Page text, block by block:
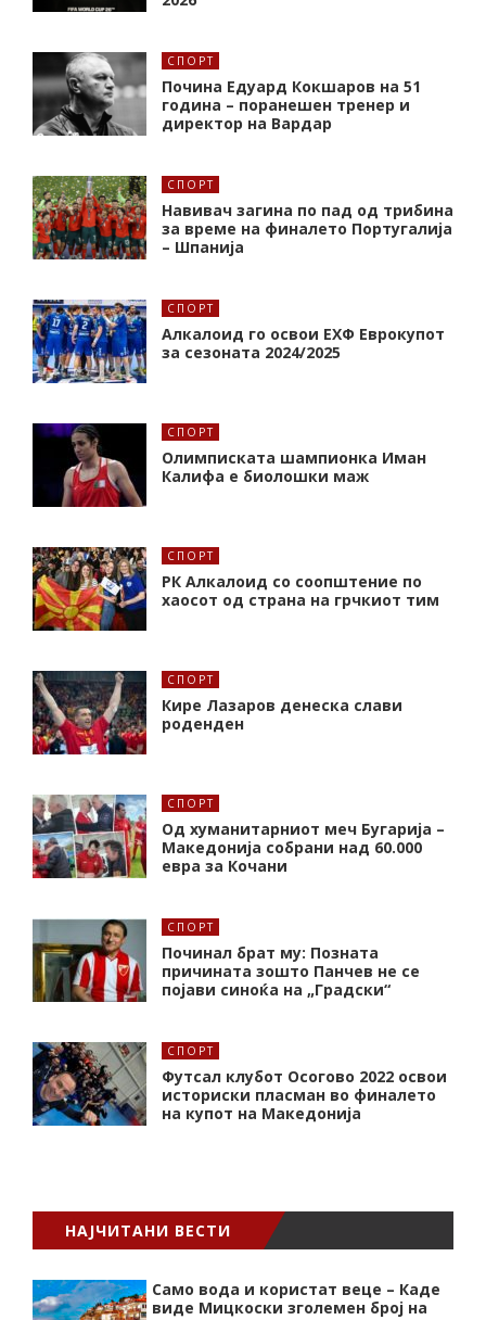
СПОРТ
Почина Едуард Кокшаров на 51
година – поранешен тренер и
директор на Вардар
СПОРТ
Навивач загина по пад од трибина
за време на финалето Португалија
– Шпанија
СПОРТ
Алкалоид го освои ЕХФ Еврокупот
за сезоната 2024/2025
СПОРТ
Олимписката шампионка Иман
Калифa е биолошки маж
СПОРТ
РК Алкалоид со соопштение по
хаосот од страна на грчкиот тим
СПОРТ
Кире Лазаров денеска слави
роденден
СПОРТ
Од хуманитарниот меч Бугарија –
Македонија собрани над 60.000
евра за Кочани
СПОРТ
Починал брат му: Позната
причината зошто Панчев не се
појави синоќа на „Градски“
СПОРТ
Футсал клубот Осогово 2022 освои
историски пласман во финалето
на купот на Македонија
НАЈЧИТАНИ ВЕСТИ
Само вода и користат веце – Каде
виде Мицкоски зголемен број на